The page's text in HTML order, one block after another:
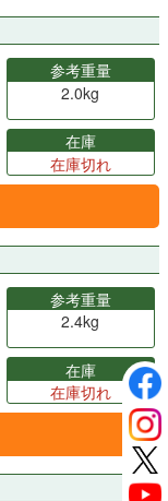
参考重量
2.0kg
在庫
在庫切れ
参考重量
2.4kg
在庫
在庫切れ